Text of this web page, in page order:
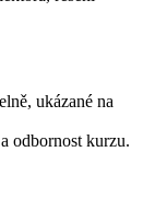
ukázané na
odbornost kurzu.